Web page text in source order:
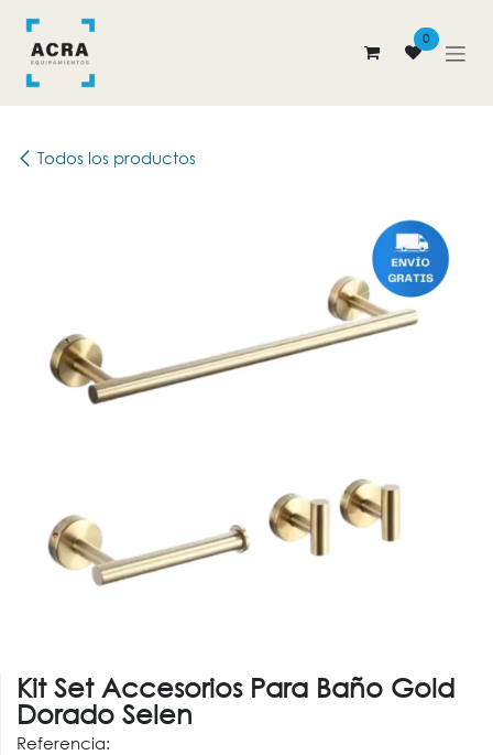
0
Todos los productos
Kit Set Accesorios Para Baño Gold
Dorado Selen
Referencia: